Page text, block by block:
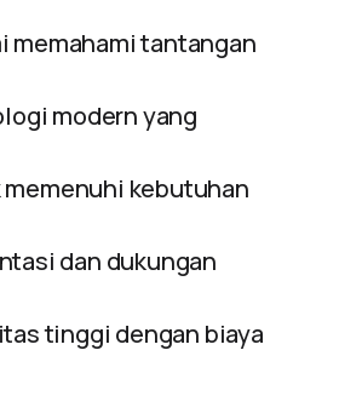
memahami tantangan
modern yang
kebutuhan
dan dukungan
tinggi dengan biaya